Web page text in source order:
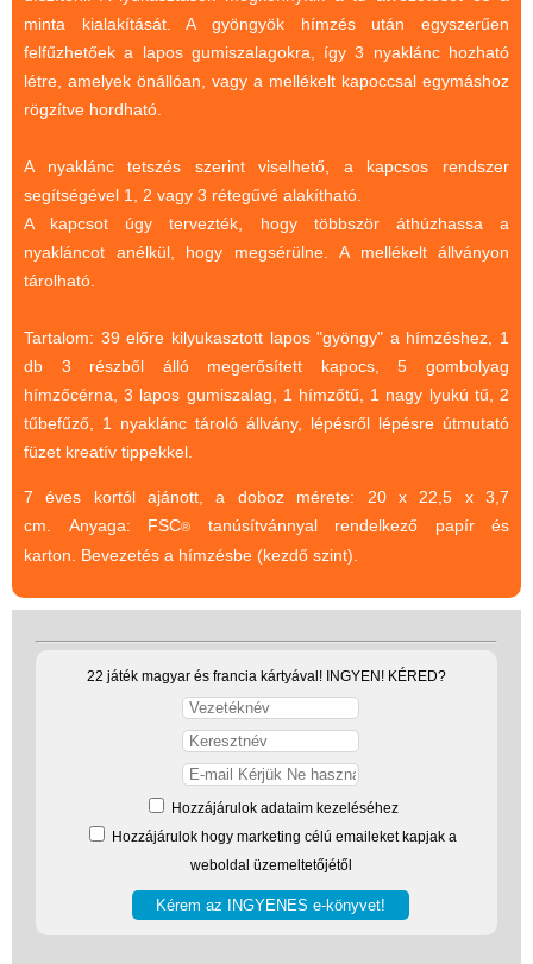
minta kialakítását. A gyöngyök hímzés után egyszerűen
felfűzhetőek a lapos gumiszalagokra, így 3 nyaklánc hozható
létre, amelyek önállóan, vagy a mellékelt kapoccsal egymáshoz
rögzítve hordható.
A nyaklánc tetszés szerint viselhető, a kapcsos rendszer
segítségével 1, 2 vagy 3 rétegűvé alakítható.
A kapcsot úgy tervezték, hogy többször áthúzhassa a
nyakláncot anélkül, hogy megsérülne. A mellékelt állványon
tárolható.
Tartalom: 39 előre kilyukasztott lapos "gyöngy" a hímzéshez, 1
db 3 részből álló megerősített kapocs, 5 gombolyag
hímzőcérna, 3 lapos gumiszalag, 1 hímzőtű, 1 nagy lyukú tű, 2
tűbefűző, 1 nyaklánc tároló állvány, lépésről lépésre útmutató
füzet kreatív tippekkel.
7 éves kortól ajánott, a doboz mérete: 20 x 22,5 x 3,7
cm. Anyaga: FSC®
tanúsítvánnyal rendelkező papír és
karton. Bevezetés a hímzésbe (kezdő szint).
22 játék magyar és francia kártyával! INGYEN! KÉRED?
Hozzájárulok adataim kezeléséhez
Hozzájárulok hogy marketing célú emaileket kapjak a
weboldal üzemeltetőjétől
(baba,autó,konyha,épület,..)
Tanulást segítő játék
Úti játékok, Utazó játékok
Ügyességi játékok
Vélemények
Adatkezelés
Szállítási költség 1490 Ft-tól,
de akár INGYEN!